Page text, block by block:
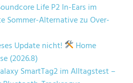
Life P2 In-Ears im
Sommer-Alternative zu Over-
Update nicht!
Home
(2026.8)
SmartTag2 im Alltagstest –